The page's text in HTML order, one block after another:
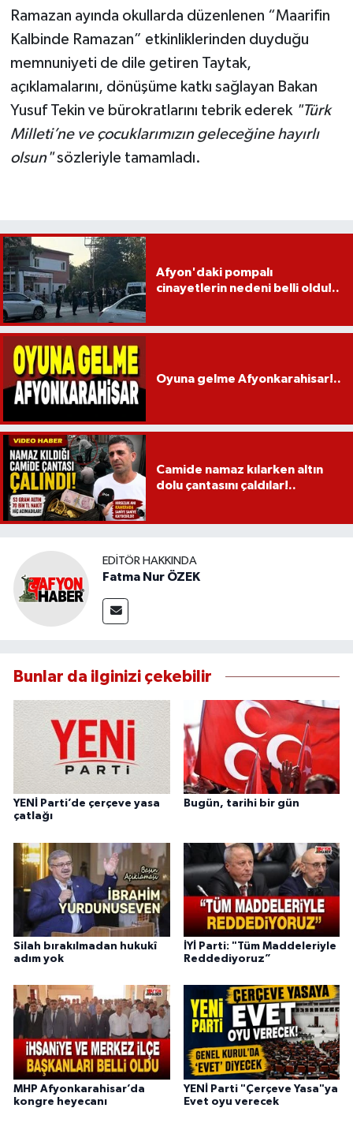
Ramazan ayında okullarda düzenlenen “Maarifin
Kalbinde Ramazan” etkinliklerinden duyduğu
memnuniyeti de dile getiren Taytak,
açıklamalarını, dönüşüme katkı sağlayan Bakan
Yusuf Tekin ve bürokratlarını tebrik ederek "Türk
Milleti’ne ve çocuklarımızın geleceğine hayırlı
olsun"sözleriyle tamamladı.
Afyon'daki pompalı
cinayetlerin nedeni belli oldu!..
Oyuna gelme Afyonkarahisar!..
Camide namaz kılarken altın
dolu çantasını çaldılar!..
EDITÖR HAKKINDA
Fatma Nur ÖZEK
Bunlar da ilginizi çekebilir
YENİ Parti’de çerçeve yasa
çatlağı
Bugün, tarihi bir gün
Silah bırakılmadan hukukî
adım yok
İYİ Parti: "Tüm Maddeleriyle
Reddediyoruz”
MHP Afyonkarahisar’da
kongre heyecanı
YENİ Parti "Çerçeve Yasa"ya
Evet oyu verecek